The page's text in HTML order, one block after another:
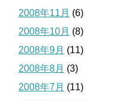
2008年11月 (6)
2008年10月 (8)
2008年9月 (11)
2008年8月 (3)
2008年7月 (11)